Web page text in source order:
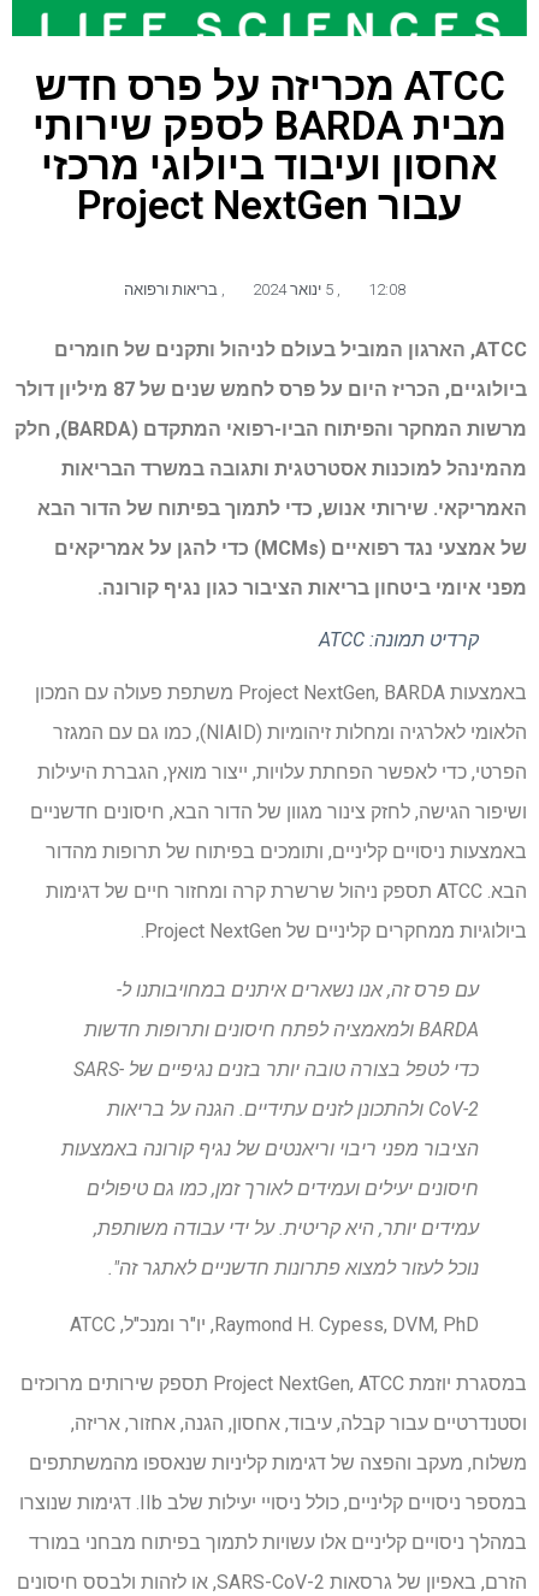
ATCC מכריזה על פרס חדש
מבית BARDA לספק שירותי
אחסון ועיבוד ביולוגי מרכזי
עבור Project NextGen
12:08 בריאות ורפואה
ATCC, הארגון המוביל בעולם לניהול ותקנים של חומרים
ביולוגיים, הכריז היום על פרס לחמש שנים של 87 מיליון דולר
מרשות המחקר והפיתוח הביו-רפואי המתקדם (BARDA), חלק
מהמינהל למוכנות אסטרטגית ותגובה במשרד הבריאות
האמריקאי. שירותי אנוש, כדי לתמוך בפיתוח של הדור הבא
של אמצעי נגד רפואיים (MCMs) כדי להגן על אמריקאים
מפני איומי ביטחון בריאות הציבור כגון נגיף קורונה.
קרדיט תמונה: ATCC
באמצעות Project NextGen, BARDA משתפת פעולה עם המכון
הלאומי לאלרגיה ומחלות זיהומיות (NIAID), כמו גם עם המגזר
הפרטי, כדי לאפשר הפחתת עלויות, ייצור מואץ, הגברת היעילות
ושיפור הגישה, לחזק צינור מגוון של הדור הבא, חיסונים חדשניים
באמצעות ניסויים קליניים, ותומכים בפיתוח של תרופות מהדור
הבא. ATCC תספק ניהול שרשרת קרה ומחזור חיים של דגימות
ביולוגיות ממחקרים קליניים של Project NextGen.
עם פרס זה, אנו נשארים איתנים במחויבותנו ל-
BARDA ולמאמציה לפתח חיסונים ותרופות חדשות
כדי לטפל בצורה טובה יותר בזנים נגיפיים של SARS-
CoV-2 ולהתכונן לזנים עתידיים.
הגנה על בריאות
הציבור מפני ריבוי וריאנטים של נגיף קורונה באמצעות
חיסונים יעילים ועמידים לאורך זמן, כמו גם טיפולים
עמידים יותר, היא קריטית. על ידי עבודה משותפת,
נוכל לעזור למצוא פתרונות חדשניים לאתגר זה".
Raymond H. Cypess, DVM, PhD, יו"ר ומנכ"ל, ATCC
במסגרת יוזמת Project NextGen, ATCC תספק שירותים מרוכזים
וסטנדרטיים עבור קבלה, עיבוד, אחסון, הגנה, אחזור, אריזה,
משלוח, מעקב והפצה של דגימות קליניות שנאספו מהמשתתפים
במספר ניסויים קליניים, כולל ניסויי יעילות שלב IIb. דגימות שנוצרו
במהלך ניסויים קליניים אלו עשויות לתמוך בפיתוח מבחני במורד
הזרם, באפיון של גרסאות SARS-CoV-2, או לזהות ולבסס חיסונים